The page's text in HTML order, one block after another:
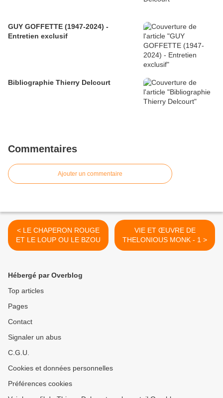
GUY GOFFETTE (1947-2024) -
Entretien exclusif
Bibliographie Thierry Delcourt
Commentaires
Ajouter un commentaire
< LE CHAPERON ROUGE
ET LE LOUP OU LE BZOU
VIE ET ŒUVRE DE
THELONIOUS MONK - 1 >
Hébergé par Overblog
Top articles
Pages
Contact
Signaler un abus
C.G.U.
Cookies et données personnelles
Préférences cookies